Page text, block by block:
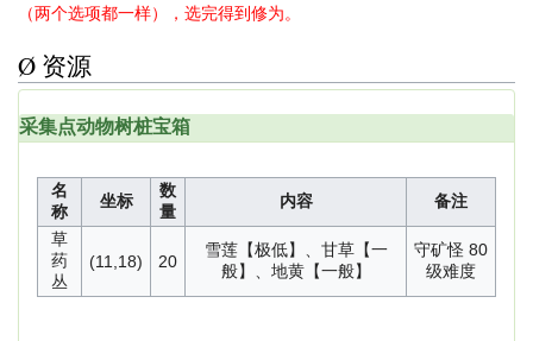
（两个选项都一样），选完得到修为。
Ø 资源
采集点动物树桩宝箱
名
称
坐标
数
量
内容
备注
草
药
丛
(11,18) 20
雪莲【极低】、甘草【一
般】、地黄【一般】
守矿怪 80
级难度